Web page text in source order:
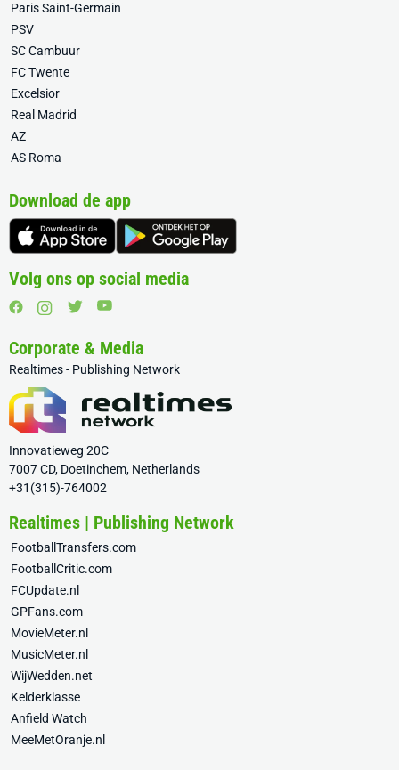
Paris Saint-Germain
PSV
SC Cambuur
FC Twente
Excelsior
Real Madrid
AZ
AS Roma
Download de app
Volg ons op social media
Corporate & Media
Realtimes - Publishing Network
Innovatieweg 20C
7007 CD, Doetinchem, Netherlands
+31(315)-764002
Realtimes | Publishing Network
FootballTransfers.com
FootballCritic.com
FCUpdate.nl
GPFans.com
MovieMeter.nl
MusicMeter.nl
WijWedden.net
Kelderklasse
Anfield Watch
MeeMetOranje.nl